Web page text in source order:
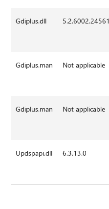
Gdiplus.dll 5.2.6002.24561
Gdiplus.man Not applicable
Gdiplus.man Not applicable
Updspapi.dll 6.3.13.0